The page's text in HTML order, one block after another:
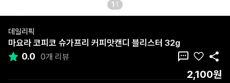
1 1
데일리픽
마요라 코피코 슈가프리 커피맛캔디 블리스터 32g
0.0 0개 리뷰
2,100원